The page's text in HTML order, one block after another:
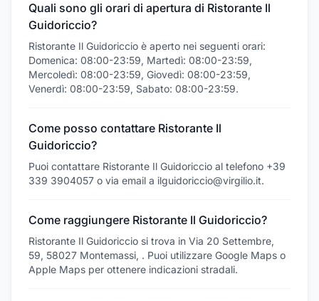
Quali sono gli orari di apertura di Ristorante Il
Guidoriccio?
Ristorante Il Guidoriccio è aperto nei seguenti orari:
Domenica: 08:00-23:59, Martedì: 08:00-23:59,
Mercoledì: 08:00-23:59, Giovedì: 08:00-23:59,
Venerdì: 08:00-23:59, Sabato: 08:00-23:59.
Come posso contattare Ristorante Il
Guidoriccio?
Puoi contattare Ristorante Il Guidoriccio al telefono +39
339 3904057 o via email a ilguidoriccio@virgilio.it.
Come raggiungere Ristorante Il Guidoriccio?
Ristorante Il Guidoriccio si trova in Via 20 Settembre,
59, 58027 Montemassi, . Puoi utilizzare Google Maps o
Apple Maps per ottenere indicazioni stradali.